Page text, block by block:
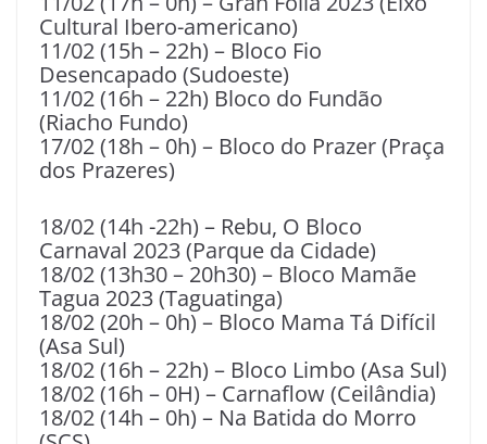
Cultural Ibero-americano)
11/02 (15h – 22h) – Bloco Fio
Desencapado (Sudoeste)
11/02 (16h – 22h) Bloco do Fundão
(Riacho Fundo)
17/02 (18h – 0h) – Bloco do Prazer (Praça
dos Prazeres)
18/02 (14h -22h) – Rebu, O Bloco
Carnaval 2023 (Parque da Cidade)
18/02 (13h30 – 20h30) – Bloco Mamãe
Tagua 2023 (Taguatinga)
18/02 (20h – 0h) – Bloco Mama Tá Difícil
(Asa Sul)
18/02 (16h – 22h) – Bloco Limbo (Asa Sul)
18/02 (16h – 0H) – Carnaflow (Ceilândia)
18/02 (14h – 0h) – Na Batida do Morro